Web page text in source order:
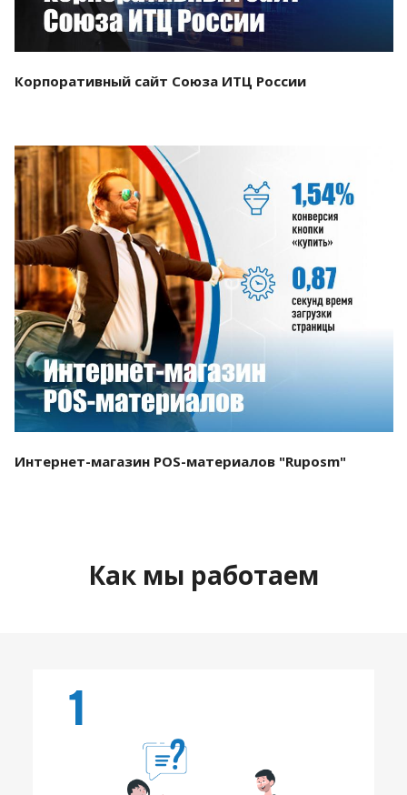
Корпоративный сайт Союза ИТЦ России
Смотреть проект
Интернет-магазин POS-материалов "Ruposm"
Как мы работаем
1